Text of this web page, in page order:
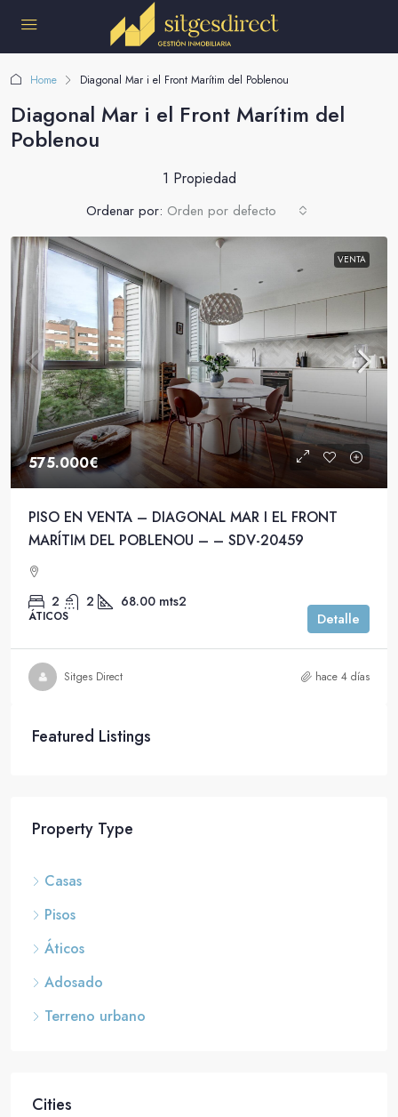
Home Diagonal Mar i el Front Marítim del Poblenou
Diagonal Mar i el Front Marítim del
Poblenou
1 Propiedad
Ordenar por: Orden por defecto
VENTA
575.000€
PISO EN VENTA – DIAGONAL MAR I EL FRONT
MARÍTIM DEL POBLENOU – – SDV-20459
2 2 68.00 mts2
ÁTICOS Detalle
Sitges Direct hace 4 días
Featured Listings
Property Type
Casas
Pisos
Áticos
Adosado
Terreno urbano
Cities